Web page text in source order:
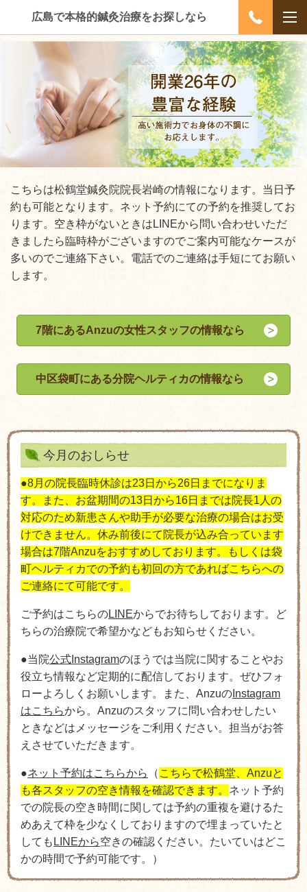
広島で本格的鍼灸治療をお探しなら
こちらは松鶴堂鍼灸院院長岩崎の情報になります。当日予
約も可能となります。ネット予約にての予約を推奨してお
ります。空き枠がないときはLINEから問い合わせいただ
きましたら臨時枠がございますのでご案内可能なケースが
多いのでご連絡下さい。電話でのご連絡は手短にてお願い
します。
7階にあるAnzuの女性スタッフの情報なら
中区袋町にある分院ヘルティカの情報なら
今月のおしらせ
●8月の院長臨時休診は23日から26日までになりま
す。また、お盆期間の13日から16日までは院長1人の
対応のため新患さんや助手が必要な治療の場合はお受
けできません。 休み前後にて 院長が込み合っています
場合は7階Anzuをおすすめしております。もしくは袋
町ヘルティカでの予約も初回の方であればこちらへの
ご連絡にて可能です。
ご予約はこちらのLINEからでお待ちしております。ど
ちらの治療院で希望かなどもお知らせください。
●当院公式Instagramのほうでは当院に関することやお
役立ち情報など定期的に配信しております。ぜひフォ
ローよろしくお願いします。また、Anzuの Instagram
はこちらから。Anzuのスタッフに問い合わせしたい
ときなどはメッセージをご利用ください。担当がお答
えさせていただきます。
●ネット予約はこちらから （ こちらで松鶴堂、Anzuと
も各スタッフの空き情報を確認できます。 ネット予約
での院長の空き時間に関しては予約の重複を避けるた
めあえて枠を少なくしておりますので埋まっていたと
しても LINEから空きの確認ください。たいていはどこ
かの時間で予約可能です。）